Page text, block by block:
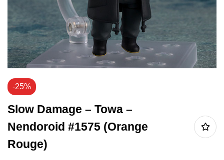
-25%
Slow Damage – Towa –
Nendoroid #1575 (Orange
Rouge)